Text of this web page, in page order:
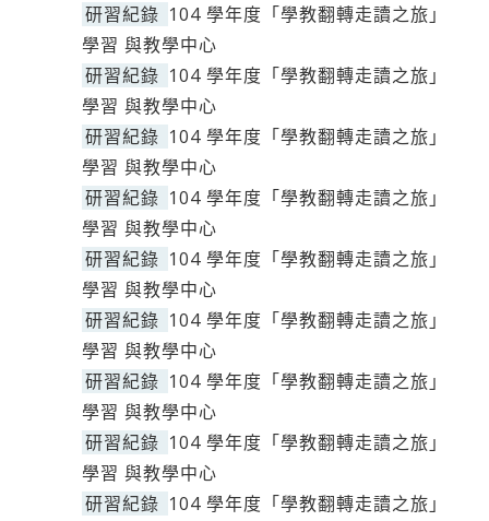
研習紀錄 104 學年度「學教翻轉走讀之旅」
學習 與教學中心
研習紀錄 104 學年度「學教翻轉走讀之旅」
學習 與教學中心
研習紀錄 104 學年度「學教翻轉走讀之旅」
學習 與教學中心
研習紀錄 104 學年度「學教翻轉走讀之旅」
學習 與教學中心
研習紀錄 104 學年度「學教翻轉走讀之旅」
學習 與教學中心
研習紀錄 104 學年度「學教翻轉走讀之旅」
學習 與教學中心
研習紀錄 104 學年度「學教翻轉走讀之旅」
學習 與教學中心
研習紀錄 104 學年度「學教翻轉走讀之旅」
學習 與教學中心
研習紀錄 104 學年度「學教翻轉走讀之旅」